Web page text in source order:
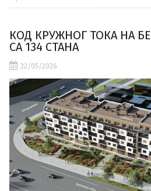
КОД КРУЖНОГ ТОКА НА
СА 134 СТАНА
22/05/2026